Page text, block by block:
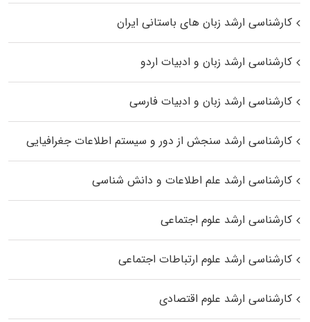
کارشناسی ارشد زبان‌ های باستانی ایران
کارشناسی ارشد زبان و ادبیات اردو
کارشناسی ارشد زبان و ادبیات فارسی
کارشناسی ارشد سنجش از دور و سیستم اطلاعات جغرافیایی
کارشناسی ارشد علم اطلاعات و دانش شناسی
کارشناسی ارشد علوم اجتماعی
کارشناسی ارشد علوم ارتباطات اجتماعی
کارشناسی ارشد علوم اقتصادی